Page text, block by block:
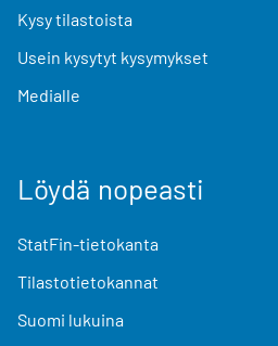
Kysy tilastoista
Usein kysytyt kysymykset
Medialle
Löydä nopeasti
StatFin-tietokanta
Tilastotietokannat
Suomi lukuina